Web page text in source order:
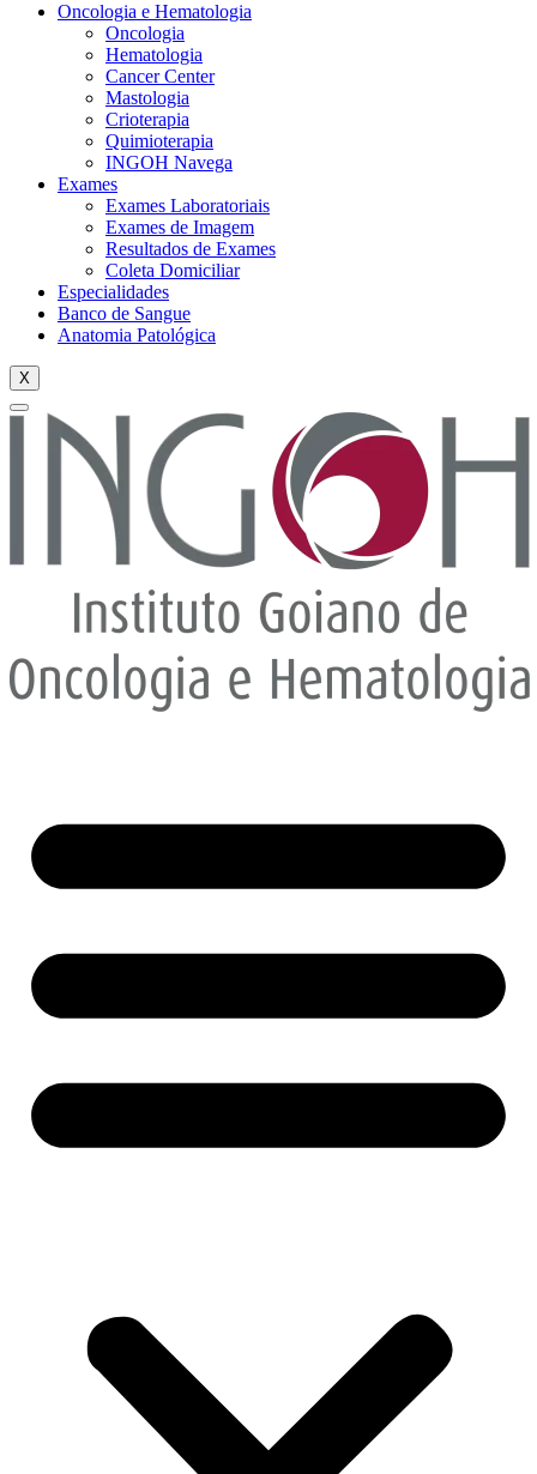
Oncologia e Hematologia
Oncologia
Hematologia
Cancer Center
Mastologia
Crioterapia
Quimioterapia
INGOH Navega
Exames
Exames Laboratoriais
Exames de Imagem
Resultados de Exames
Coleta Domiciliar
Especialidades
Banco de Sangue
Anatomia Patológica
X